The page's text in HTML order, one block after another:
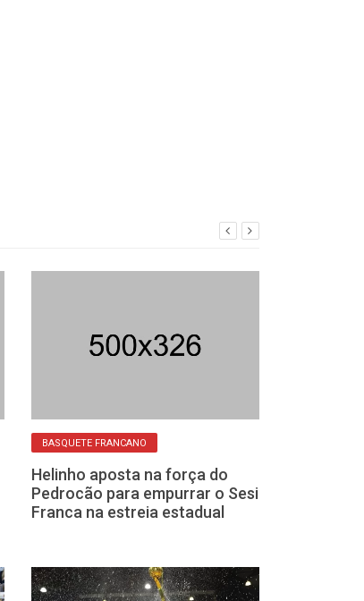
BASQUETE FRANCANO
Helinho aposta na força do
Pedrocão para empurrar o Sesi
Franca na estreia estadual